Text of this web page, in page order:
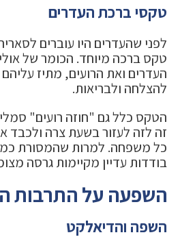
טקסי ברכת העדרים
לפני שהעדרים היו עוברים
טקס ברכה מיוחד. הכומר של
העדרים ואת הרועים, מתיז
להצלחה ולבריאות.
הטקס כלל גם "חוזה רועים" סמלי
זה לזה לעזור בשעת צרה ולכבד
כל משפחה. למרות שהמסורת
בודדות עדיין מקיימות גרסה
השפעה על התרבות
השפה והדיאלקט